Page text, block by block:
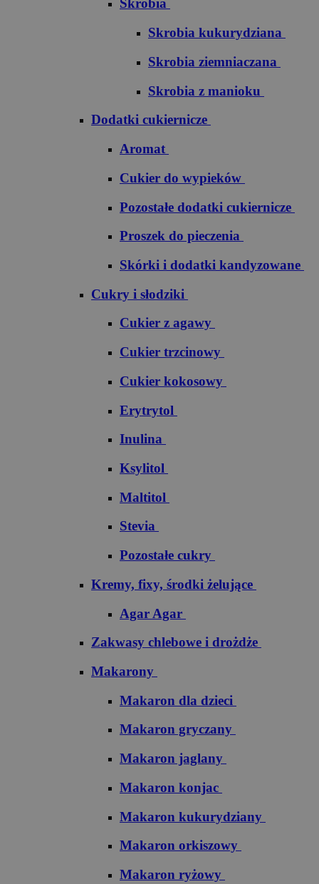
Skrobia
Skrobia kukurydziana
Skrobia ziemniaczana
Skrobia z manioku
Dodatki cukiernicze
Aromat
Cukier do wypieków
Pozostałe dodatki cukiernicze
Proszek do pieczenia
Skórki i dodatki kandyzowane
Cukry i słodziki
Cukier z agawy
Cukier trzcinowy
Cukier kokosowy
Erytrytol
Inulina
Ksylitol
Maltitol
Stevia
Pozostałe cukry
Kremy, fixy, środki żelujące
Agar Agar
Zakwasy chlebowe i drożdże
Makarony
Makaron dla dzieci
Makaron gryczany
Makaron jaglany
Makaron konjac
Makaron kukurydziany
Makaron orkiszowy
Makaron ryżowy